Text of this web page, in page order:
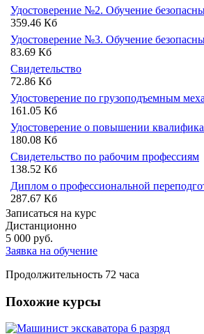
Удостоверение №2. Обучение
359.46 Кб
Удостоверение №3. Обучение
83.69 Кб
Свидетельство
72.86 Кб
Удостоверение по грузоподъемным
161.05 Кб
Удостоверение о повышении
180.08 Кб
Свидетельство по рабочим профессиям
138.52 Кб
Диплом о профессиональной
287.67 Кб
Записаться на курс
Дистанционно
5 000 руб.
Заявка на обучение
Продолжительность 72 часа
Похожие курсы